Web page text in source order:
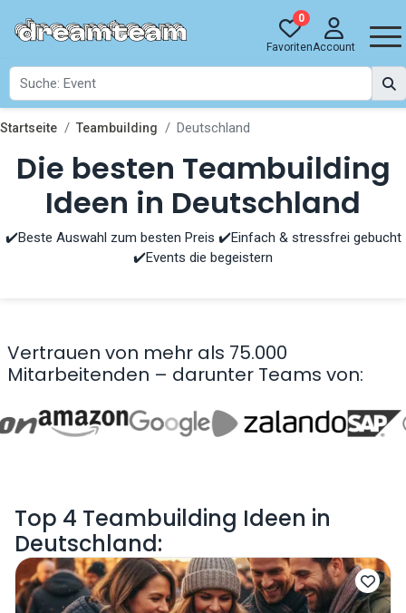
0
FavoritenAccount
Startseite Teambuilding Deutschland
Die besten Teambuilding
Ideen in Deutschland
✔️Beste Auswahl zum besten Preis ✔️Einfach & stressfrei gebucht
✔️Events die begeistern
Vertrauen von mehr als 75.000
Mitarbeitenden – darunter Teams von:
Top 4 Teambuilding Ideen in
Deutschland: